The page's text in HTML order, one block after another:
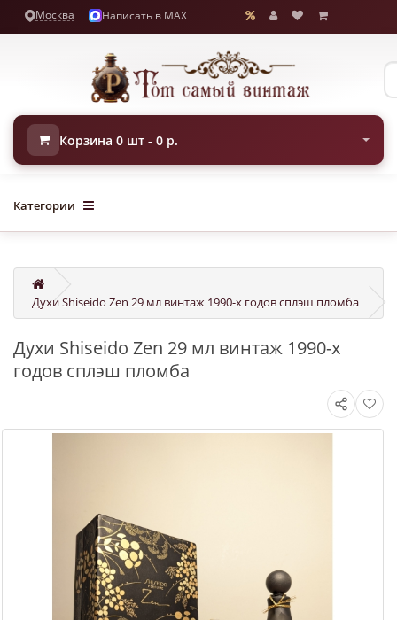
Москва Написать в MAX
Корзина 0 шт - 0 р.
Категории
Духи Shiseido Zen 29 мл винтаж 1990-х годов сплэш пломба
Духи Shiseido Zen 29 мл винтаж 1990-х
годов сплэш пломба